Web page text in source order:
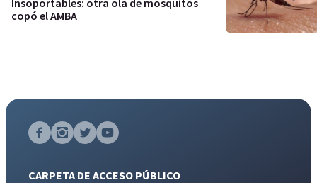
Insoportables: otra ola de mosquitos
copó el AMBA
CARPETA DE ACCESO PÚBLICO